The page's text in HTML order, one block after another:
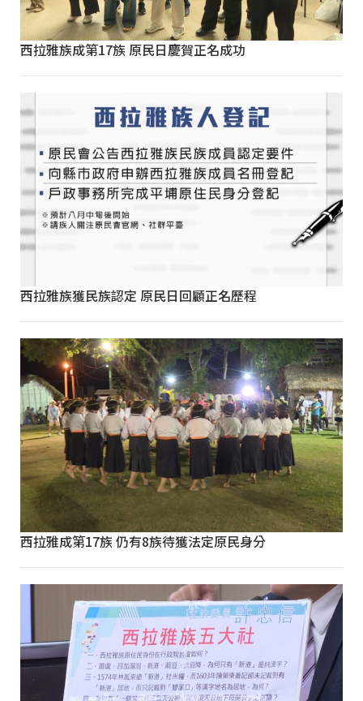
西拉雅族成第17族 原民日慶賀正名成功
西拉雅族獲民族認定 原民日回顧正名歷程
西拉雅成第17族 仍有8族待獲法定原民身分